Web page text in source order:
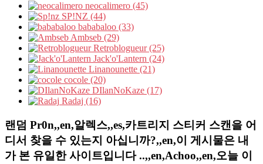
neocalimero (45)
SP!NZ (44)
bababaloo (33)
Ambseb (29)
Retroblogueur (25)
Jack'o'Lantern (24)
Linanounette (21)
cocole (20)
DIlanNoKaze (17)
Radaj (16)
랜덤 Pr0n,,en,알렉스,,es,카트리지 스티커 스캔을 어
디서 찾을 수 있는지 아십니까?,,en,이 게시물은 내
가 본 유일한 사이트입니다 ..,,en,Achoo,,en,오늘 이